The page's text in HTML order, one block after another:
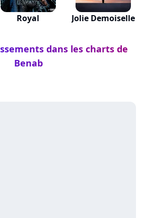
Royal Jolie Demoiselle
dans les charts de
Benab